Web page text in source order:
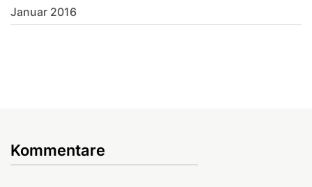
Januar 2016
Kommentare